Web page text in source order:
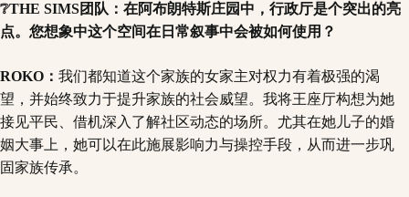
❔THE SIMS团队：在阿布朗特斯庄园中，行政厅是个突出的亮
点。您想象中这个空间在日常叙事中会被如何使用？
ROKO： 我们都知道这个家族的女家主对权力有着极强的渴
望，并始终致力于提升家族的社会威望。我将王座厅构想为她
接见平民、借机深入了解社区动态的场所。尤其在她儿子的婚
姻大事上，她可以在此施展影响力与操控手段，从而进一步巩
固家族传承。